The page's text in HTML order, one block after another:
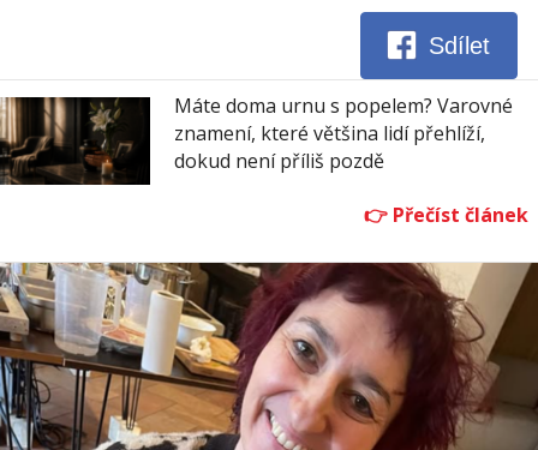
Sdílet
Máte doma urnu s popelem? Varovné
znamení, které většina lidí přehlíží,
dokud není příliš pozdě